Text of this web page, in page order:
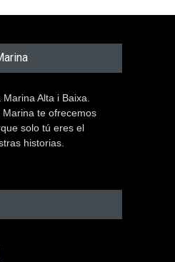
Alta i Baixa.
te ofrecemos
solo tú eres el
historias.